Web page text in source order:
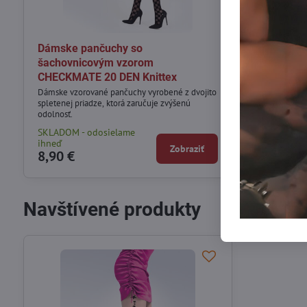
Dámske pančuchy so
šachovnicovým vzorom
CHECKMATE 20 DEN Knittex
Dámske vzorované pančuchy vyrobené z dvojito
spletenej priadze, ktorá zaručuje zvýšenú
odolnosť.
SKLADOM - odosielame
ihneď
8,90 € Zobraziť
Dámske
CHANGE
Dámske
spletenej
odolnosť.
Nedostupné -
prosím inú
8,90 €
Navštívené produkty